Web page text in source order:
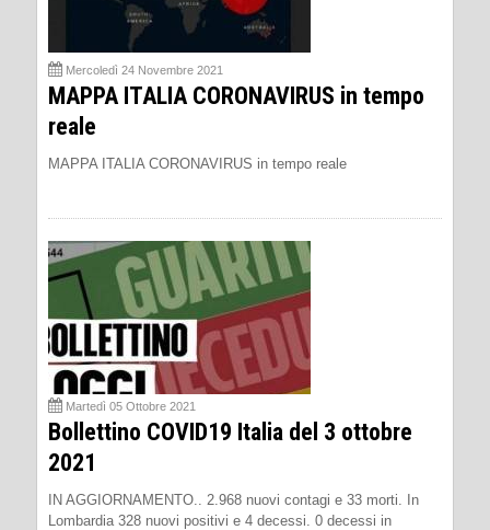
Mercoledì 24 Novembre 2021
MAPPA ITALIA CORONAVIRUS in tempo
reale
MAPPA ITALIA CORONAVIRUS in tempo reale
Martedì 05 Ottobre 2021
Bollettino COVID19 Italia del 3 ottobre
2021
IN AGGIORNAMENTO.. 2.968 nuovi contagi e 33 morti. In
Lombardia 328 nuovi positivi e 4 decessi. 0 decessi in